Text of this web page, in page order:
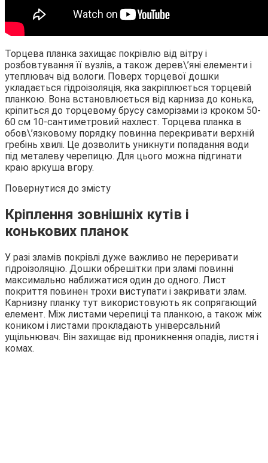
Торцева планка захищає покрівлю від вітру і
розбовтування її вузлів, а також дерев\’яні елементи і
утеплювач від вологи. Поверх торцевої дошки
укладається гідроізоляція, яка закріплюється торцевій
планкою. Вона встановлюється від карниза до конька,
кріпиться до торцевому брусу саморізами із кроком 50-
60 см 10-сантиметровий нахлест. Торцева планка в
обов\’язковому порядку повинна перекривати верхній
гребінь хвилі. Це дозволить уникнути попадання води
під металеву черепицю. Для цього можна підгинати
краю аркуша вгору.
Повернутися до змісту
Кріплення зовнішніх кутів і
конькових планок
У разі зламів покрівлі дуже важливо не переривати
гідроізоляцію. Дошки обрешітки при зламі повинні
максимально наближатися один до одного. Лист
покриття повинен трохи виступати і закривати злам.
Карнизну планку тут використовують як сопрягающий
елемент. Між листами черепиці та планкою, а також між
коником і листами прокладають універсальний
ущільнювач. Він захищає від проникнення опадів, листя і
комах.